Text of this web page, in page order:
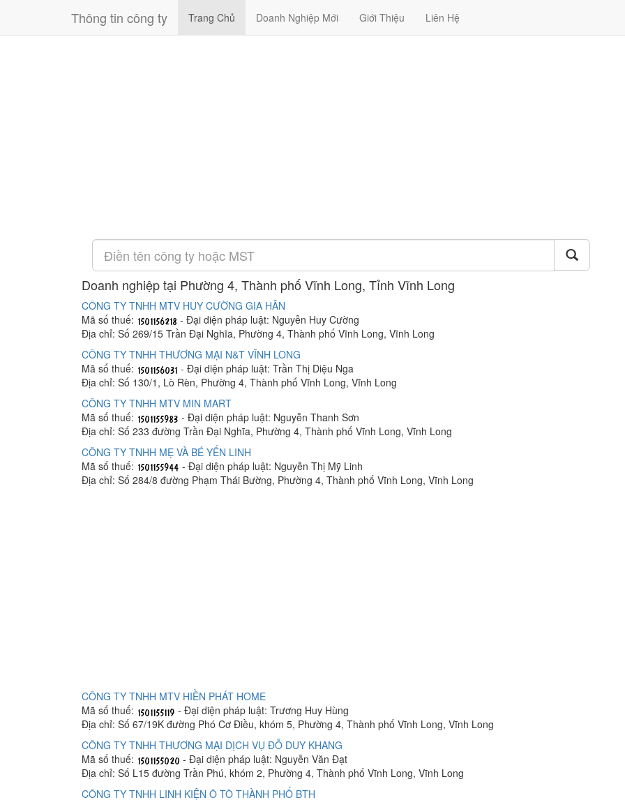
Thông tin công ty Trang Chủ Doanh Nghiệp Mới Giới Thiệu Liên Hệ
Doanh nghiệp tại Phường 4, Thành phố Vĩnh Long, Tỉnh Vĩnh Long
CÔNG TY TNHH MTV HUY CƯỜNG GIA HÂN
Mã số thuế:
- Đại diện pháp luật: Nguyễn Huy Cường
Địa chỉ: Số 269/15 Trần Đại Nghĩa, Phường 4, Thành phố Vĩnh Long, Vĩnh Long
CÔNG TY TNHH THƯƠNG MẠI N&T VĨNH LONG
Mã số thuế:
- Đại diện pháp luật: Trần Thị Diệu Nga
Địa chỉ: Số 130/1, Lò Rèn, Phường 4, Thành phố Vĩnh Long, Vĩnh Long
CÔNG TY TNHH MTV MIN MART
Mã số thuế:
- Đại diện pháp luật: Nguyễn Thanh Sơn
Địa chỉ: Số 233 đường Trần Đại Nghĩa, Phường 4, Thành phố Vĩnh Long, Vĩnh Long
CÔNG TY TNHH MẸ VÀ BÉ YẾN LINH
Mã số thuế:
- Đại diện pháp luật: Nguyễn Thị Mỹ Linh
Địa chỉ: Số 284/8 đường Phạm Thái Bường, Phường 4, Thành phố Vĩnh Long, Vĩnh Long
CÔNG TY TNHH MTV HIỀN PHÁT HOME
Mã số thuế:
- Đại diện pháp luật: Trương Huy Hùng
Địa chỉ: Số 67/19K đường Phó Cơ Điều, khóm 5, Phường 4, Thành phố Vĩnh Long, Vĩnh Long
CÔNG TY TNHH THƯƠNG MẠI DỊCH VỤ ĐỖ DUY KHANG
Mã số thuế:
- Đại diện pháp luật: Nguyễn Văn Đạt
Địa chỉ: Số L15 đường Trần Phú, khóm 2, Phường 4, Thành phố Vĩnh Long, Vĩnh Long
CÔNG TY TNHH LINH KIỆN Ô TÔ THÀNH PHỐ BTH